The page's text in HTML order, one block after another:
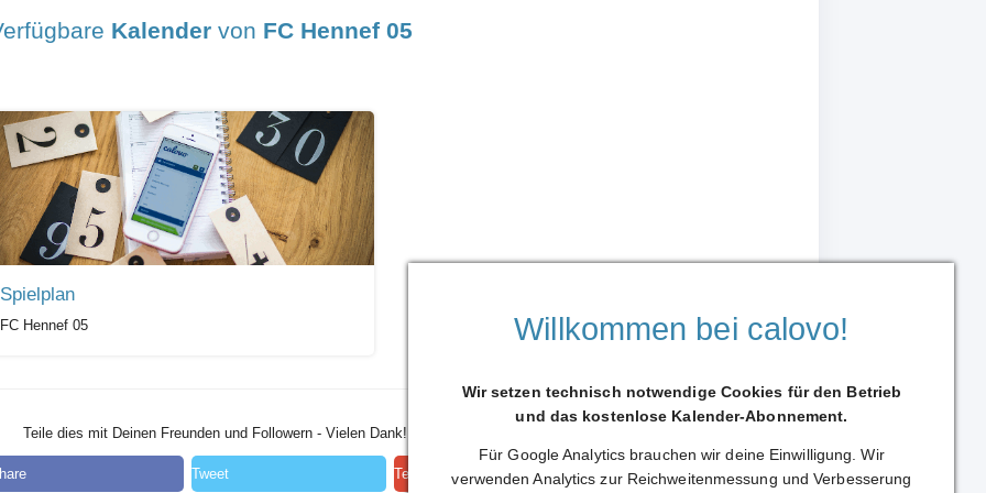
Kalender von FC Hennef 05
Spielplan
FC Hennef 05
Teile dies mit Deinen Freunden und Followern - Vielen Dank!
Tweet Teilen Weiterleiten
Willkommen bei calovo!
Wir setzen technisch notwendige Cookies für den Betrieb
und das kostenlose Kalender-Abonnement.
Für Google Analytics brauchen wir deine Einwilligung. Wir
verwenden Analytics zur Reichweitenmessung und Verbesserung